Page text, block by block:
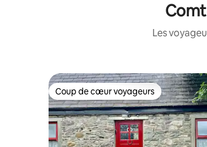
Les
Coup de cœur voyageurs
Coup de cœur voyageurs